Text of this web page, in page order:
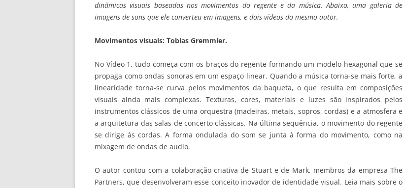
dinâmicas visuais baseadas nos movimentos do regente e da música. Abaixo, uma galeria de
imagens de sons que ele converteu em imagens, e dois vídeos do mesmo autor.
Movimentos visuais: Tobias Gremmler.
No Vídeo 1, tudo começa com os braços do regente formando um modelo hexagonal que se
propaga como ondas sonoras em um espaço linear. Quando a música torna-se mais forte, a
linearidade torna-se curva pelos movimentos da baqueta, o que resulta em composições
visuais ainda mais complexas. Texturas, cores, materiais e luzes são inspirados pelos
instrumentos clássicos de uma orquestra (madeiras, metais, sopros, cordas) e a atmosfera e
a arquitetura das salas de concerto clássicas. Na última sequência, o movimento do regente
se dirige às cordas. A forma ondulada do som se junta à forma do movimento, como na
mixagem de ondas de audio.
O autor contou com a colaboração criativa de Stuart e de Mark, membros da empresa The
Partners, que desenvolveram esse conceito inovador de identidade visual. Leia mais sobre o